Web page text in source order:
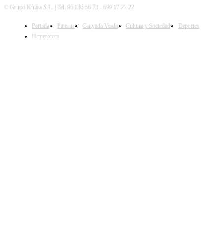
SÍGUENOS
© Grupo Kultea S.L. | Tel. 96 136 56 73 - 699 17 22 22
Portada Paterna Canyada Verda Cultura y Sociedad
Deportes
Hemeroteca